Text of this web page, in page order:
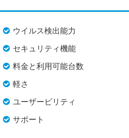
ウイルス検出能力
セキュリティ機能
料金と利用可能台数
軽さ
ユーザービリティ
サポート